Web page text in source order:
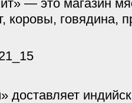
— это магазин
коровы,
доставляет